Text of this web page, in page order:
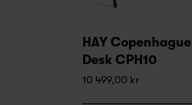
HAY Copenhague
Desk CPH10
10 499,00 kr